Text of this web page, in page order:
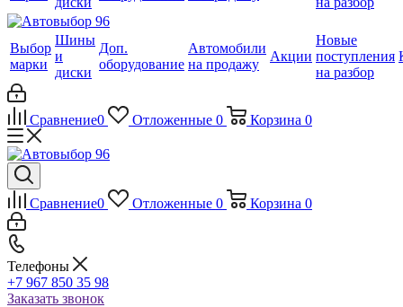
Выбор
марки
Шины
и
диски
Доп.
оборудование
Автомобили
на продажу
Акции
Новые
поступления
на разбор
Сравнение0 Отложенные 0 Корзина 0
Сравнение0 Отложенные 0 Корзина 0
Телефоны
+7 967 850 35 98
Заказать звонок